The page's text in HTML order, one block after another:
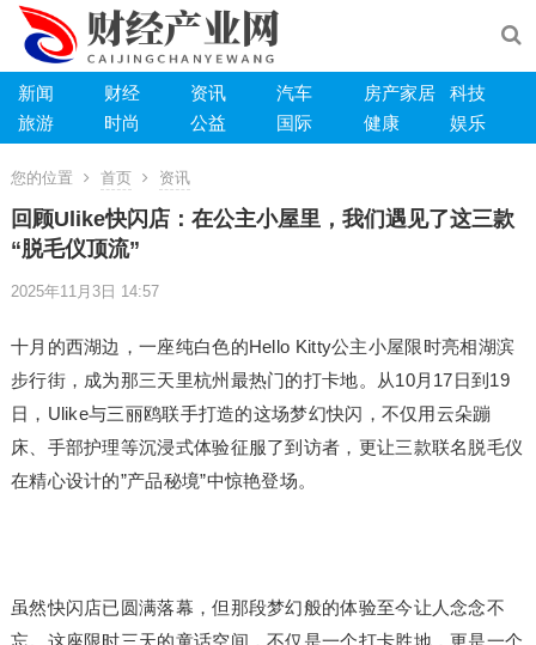
新闻 财经 资讯 汽车 房产家居
科技
旅游
时尚 公益 国际 健康 娱乐
您的位置 首页 资讯
回顾Ulike快闪店：在公主小屋里，我们遇见了这三款
“脱毛仪顶流”
2025年11月3日 14:57
十月的西湖边，一座纯白色的Hello Kitty公主小屋限时亮相湖滨
步行街，成为那三天里杭州最热门的打卡地。从10月17日到19
日，Ulike与三丽鸥联手打造的这场梦幻快闪，不仅用云朵蹦
床、手部护理等沉浸式体验征服了到访者，更让三款联名脱毛仪
在精心设计的”产品秘境”中惊艳登场。
虽然快闪店已圆满落幕，但那段梦幻般的体验至今让人念念不
忘。这座限时三天的童话空间，不仅是一个打卡胜地，更是一个